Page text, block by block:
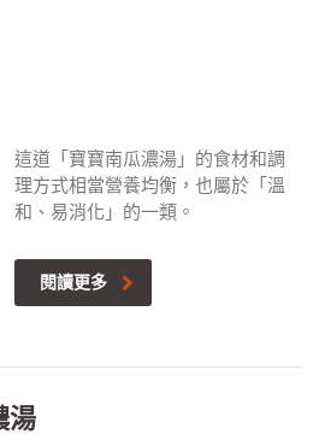
這道「寶寶南瓜濃湯」的食材和調
理方式相當營養均衡，也屬於「溫
和、易消化」的一類。
閱讀更多
湯